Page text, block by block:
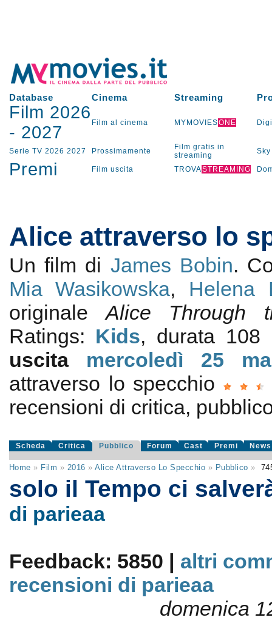
Database Cinema Streaming
Film 2026
- 2027 Film al cinema MYMOVIESONE
Serie TV 2026 2027 Prossimamente
Film gratis in
streaming
Sky
Premi Film uscita TROVASTREAMING
Alice attraverso lo
Un film di James Bobin.
Mia Wasikowska, Helena
originaleAlice Through
Ratings: Kids, durata
uscita mercoledì 25
attraverso lo specchio
recensioni di critica,
Scheda Critica Pubblico Forum Cast Premi News
Home » Film » 2016 »Alice Attraverso Lo Specchio » Pubblico »
solo il Tempo ci
di parieaa
Feedback: 5850 | altri
recensioni di parieaa
domenica